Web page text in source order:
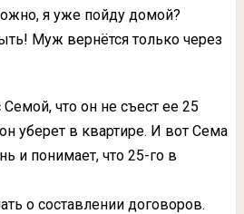
я уже пойду домой?
Муж вернётся только через
что он не съест ее 25
уберет в квартире. И вот Сема
и понимает, что 25-го в
о составлении договоров.